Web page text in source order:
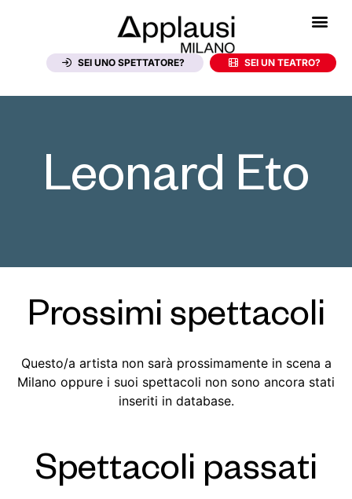
SEI UNO SPETTATORE? SEI UN TEATRO?
Leonard Eto
Prossimi spettacoli
Questo/a artista non sarà prossimamente in scena a
Milano oppure i suoi spettacoli non sono ancora stati
inseriti in database.
Spettacoli passati